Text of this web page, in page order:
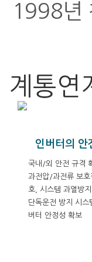
1998년
계통연
인버터의 안
국내/외 안전 규격
과전압/과전류 보
호, 시스템 과열방지
단독운전 방지 시스
버터 안정성 확보